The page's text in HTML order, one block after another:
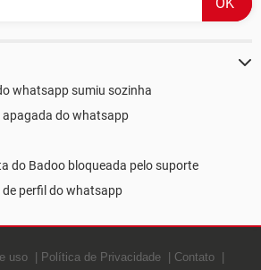
whatsapp sumiu sozinha
do whatsapp
do Badoo bloqueada pelo suporte
perfil do whatsapp
uso Política de Privacidade Contato